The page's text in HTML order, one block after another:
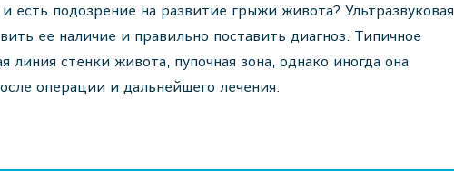
есть подозрение на развитие грыжи живота? Ультразвуковая
ее наличие и правильно поставить диагноз. Типичное
стенки живота, пупочная зона, однако иногда она
операции и дальнейшего лечения.